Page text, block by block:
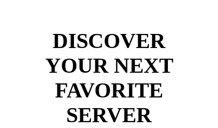
DISCOVER
YOUR NEXT
FAVORITE
SERVER